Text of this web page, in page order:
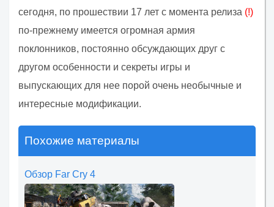
сегодня, по прошествии 17 лет с момента релиза (!)
по-прежнему имеется огромная армия
поклонников, постоянно обсуждающих друг с
другом особенности и секреты игры и
выпускающих для нее порой очень необычные и
интересные модификации.
Похожие материалы
Обзор Far Cry 4